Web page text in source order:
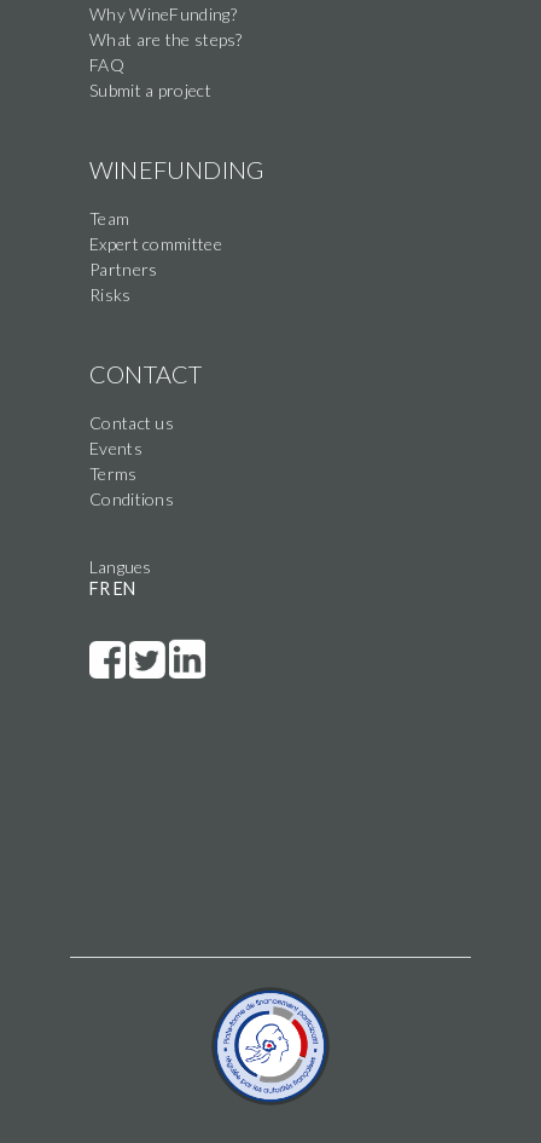
Why WineFunding?
What are the steps?
FAQ
Submit a project
WINEFUNDING
Team
Expert committee
Partners
Risks
CONTACT
Contact us
Events
Terms
Conditions
Langues
FR EN